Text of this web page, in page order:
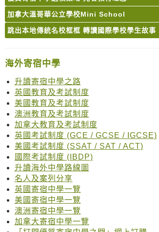
加拿大溫哥華公立學校Mini School
跳出本地傳統名校框框 轉讀國際學校學生故事
海外寄宿中學
升讀寄宿中學之路
英國教育及考試制度
美國教育及考試制度
澳洲教育及考試制度
加拿大教育及考試制度
英國考試制度 (GCE / GCSE / IGCSE)
美國考試制度 (SSAT / SAT / ACT)
國際考試制度 (IBDP)
升讀海外中學路線圖
名人及案列分享
英國寄宿中學一覽
美國寄宿中學一覽
澳洲寄宿中學一覽
加拿大寄宿中學一覽